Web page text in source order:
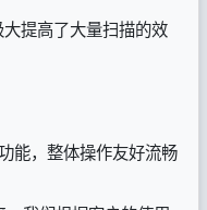
提高了大量扫描的效
能，整体操作友好流畅